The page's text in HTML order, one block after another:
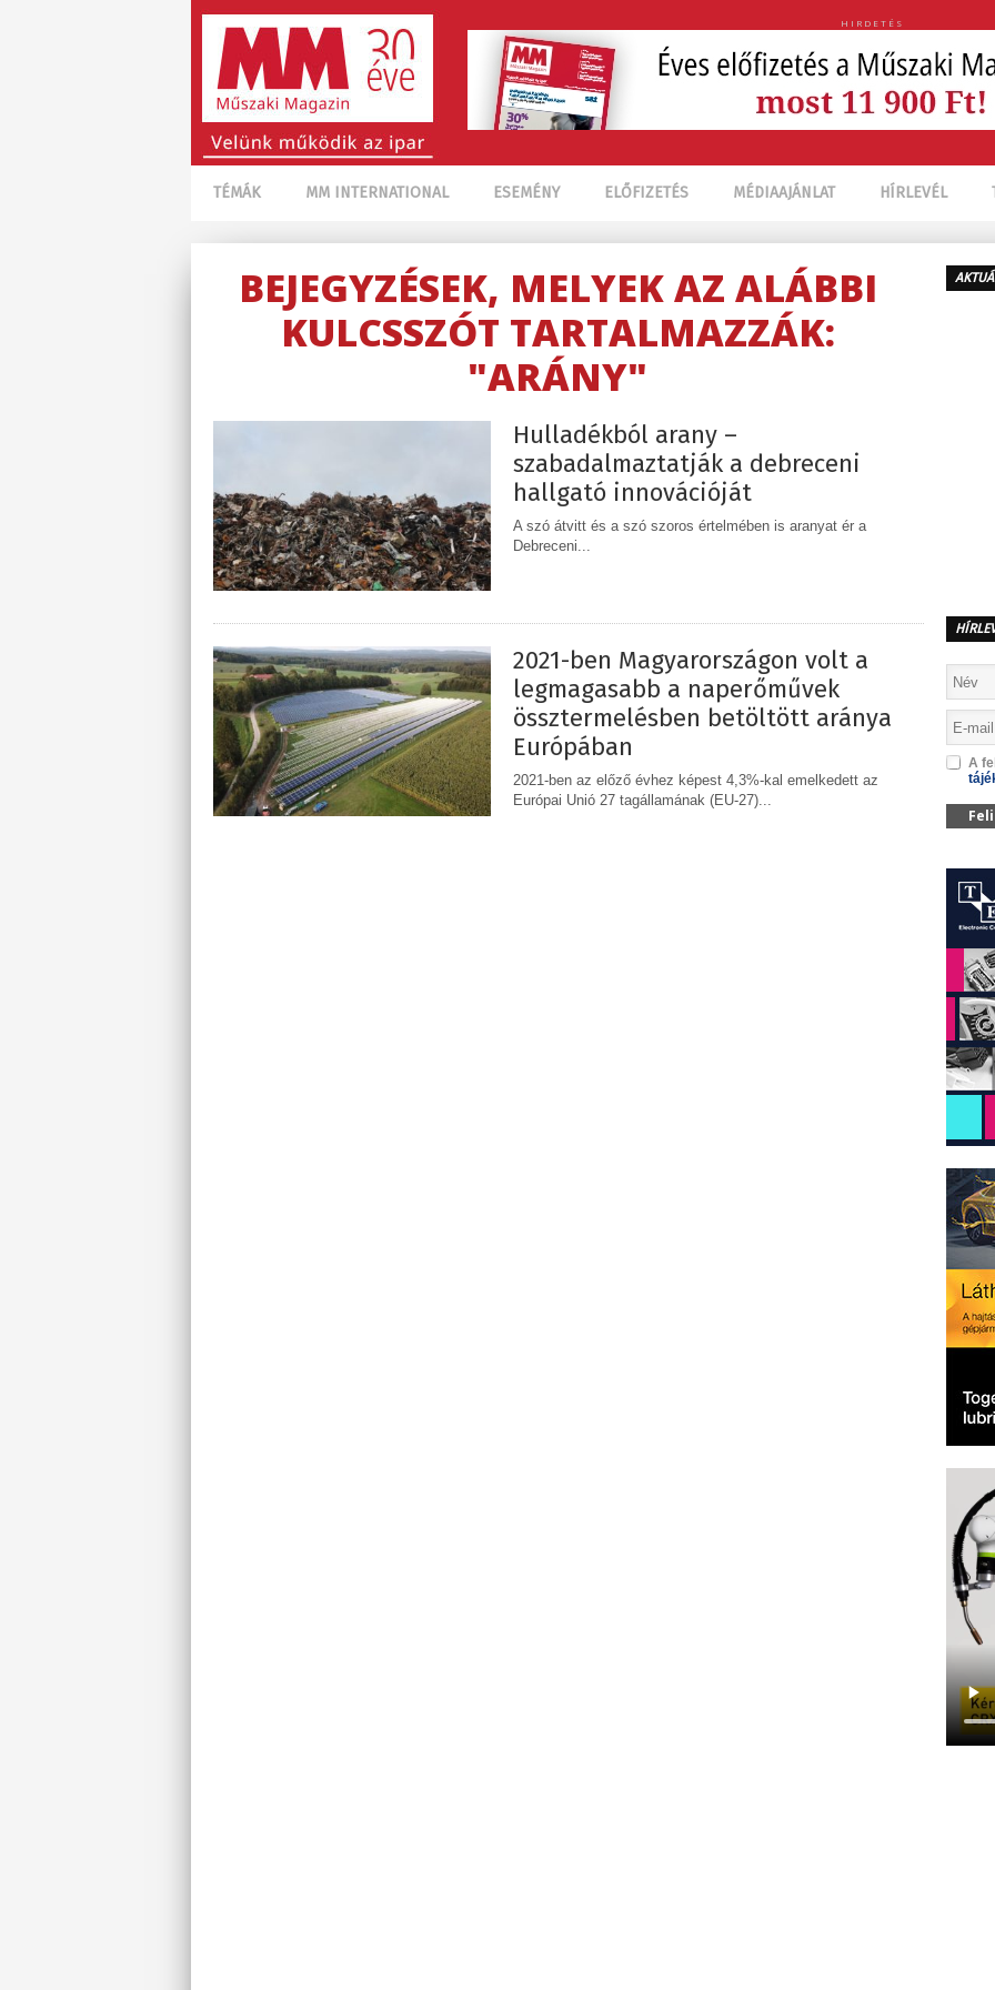
HIRDETÉS
TÉMÁK MM INTERNATIONAL ESEMÉNY ELŐFIZETÉS MÉDIAAJÁNLAT HÍRLEVÉL
BEJEGYZÉSEK, MELYEK AZ ALÁBBI
KULCSSZÓT TARTALMAZZÁK:
"ARÁNY"
Hulladékból arany –
szabadalmaztatják a debreceni
hallgató innovációját
A szó átvitt és a szó szoros értelmében is aranyat ér a
Debreceni...
2021-ben Magyarországon volt a
legmagasabb a naperőművek
össztermelésben betöltött aránya
Európában
2021-ben az előző évhez képest 4,3%-kal emelkedett az
Európai Unió 27 tagállamának (EU-27)...
A